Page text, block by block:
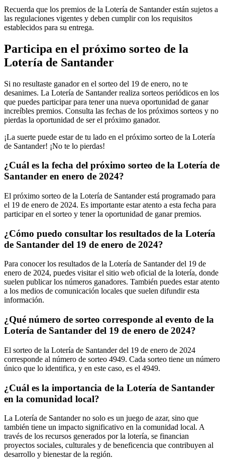
Recuerda que los premios de la Lotería de Santander están sujetos a
las regulaciones vigentes y deben cumplir con los requisitos
establecidos para su entrega.
Participa en el próximo sorteo de la
Lotería de Santander
Si no resultaste ganador en el sorteo del 19 de enero, no te
desanimes. La Lotería de Santander realiza sorteos periódicos en los
que puedes participar para tener una nueva oportunidad de ganar
increíbles premios. Consulta las fechas de los próximos sorteos y no
pierdas la oportunidad de ser el próximo ganador.
¡La suerte puede estar de tu lado en el próximo sorteo de la Lotería
de Santander! ¡No te lo pierdas!
¿Cuál es la fecha del próximo sorteo de la Lotería de
Santander en enero de 2024?
El próximo sorteo de la Lotería de Santander está programado para
el 19 de enero de 2024. Es importante estar atento a esta fecha para
participar en el sorteo y tener la oportunidad de ganar premios.
¿Cómo puedo consultar los resultados de la Lotería
de Santander del 19 de enero de 2024?
Para conocer los resultados de la Lotería de Santander del 19 de
enero de 2024, puedes visitar el sitio web oficial de la lotería, donde
suelen publicar los números ganadores. También puedes estar atento
a los medios de comunicación locales que suelen difundir esta
información.
¿Qué número de sorteo corresponde al evento de la
Lotería de Santander del 19 de enero de 2024?
El sorteo de la Lotería de Santander del 19 de enero de 2024
corresponde al número de sorteo 4949. Cada sorteo tiene un número
único que lo identifica, y en este caso, es el 4949.
¿Cuál es la importancia de la Lotería de Santander
en la comunidad local?
La Lotería de Santander no solo es un juego de azar, sino que
también tiene un impacto significativo en la comunidad local. A
través de los recursos generados por la lotería, se financian
proyectos sociales, culturales y de beneficencia que contribuyen al
desarrollo y bienestar de la región.